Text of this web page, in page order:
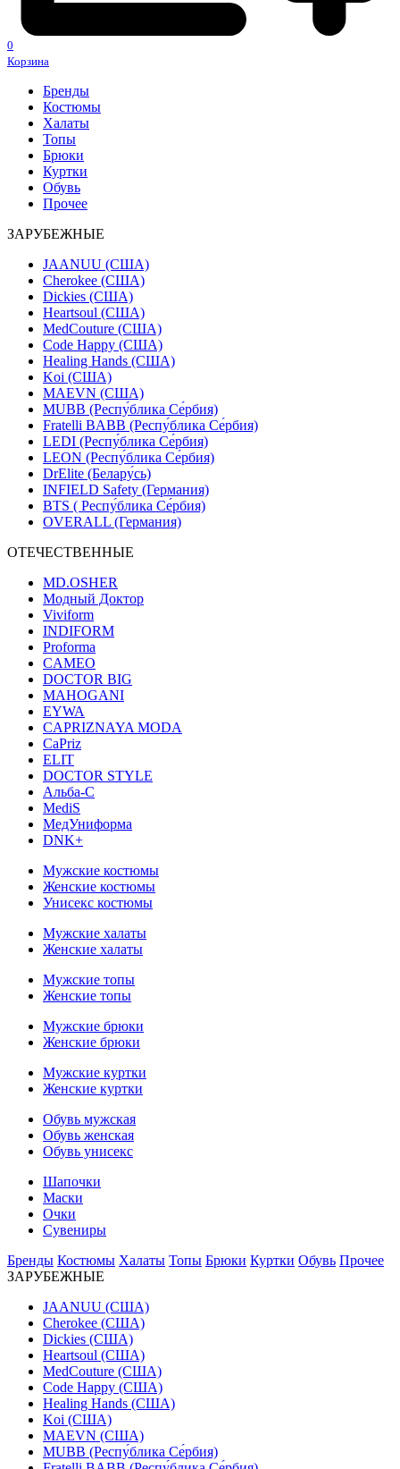
0
Корзина
Бренды
Костюмы
Халаты
Топы
Брюки
Куртки
Обувь
Прочее
ЗАРУБЕЖНЫЕ
JAANUU (США)
Cherokee (США)
Dickies (США)
Heartsoul (США)
MedCouture (США)
Code Happy (США)
Healing Hands (США)
Koi (США)
MAEVN (США)
MUBB (Респу́блика Се́рбия)
Fratelli BABB (Респу́блика Се́рбия)
LEDI (Респу́блика Се́рбия)
LEON (Респу́блика Се́рбия)
DrElite (Белару́сь)
INFIELD Safety (Германия)
BTS ( Респу́блика Се́рбия)
OVERALL (Германия)
ОТЕЧЕСТВЕННЫЕ
MD.OSHER
Модный Доктор
Viviform
INDIFORM
Proforma
CAMEO
DOCTOR BIG
MAHOGANI
EYWA
CAPRIZNAYA MODA
CaPriz
ELIT
DOCTOR STYLE
Альба-С
MediS
МедУниформа
DNK+
Мужские костюмы
Женские костюмы
Унисекс костюмы
Мужские халаты
Женские халаты
Мужские топы
Женские топы
Мужские брюки
Женские брюки
Мужские куртки
Женские куртки
Обувь мужская
Обувь женская
Обувь унисекс
Шапочки
Маски
Очки
Сувениры
Бренды Костюмы Халаты Топы Брюки Куртки Обувь Прочее
ЗАРУБЕЖНЫЕ
JAANUU (США)
Cherokee (США)
Dickies (США)
Heartsoul (США)
MedCouture (США)
Code Happy (США)
Healing Hands (США)
Koi (США)
MAEVN (США)
MUBB (Респу́блика Се́рбия)